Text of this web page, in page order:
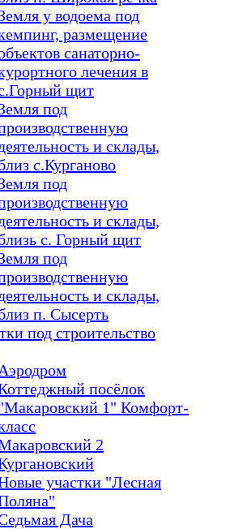
у водоема под
размещение
санаторно-
лечения в
щит
под
и склады,
с.Курганово
под
и склады,
с. Горный щит
под
и склады,
п. Сысерть
под строительство
Аэродром
посёлок
1" Комфорт-
2
участки "Лесная
Дача